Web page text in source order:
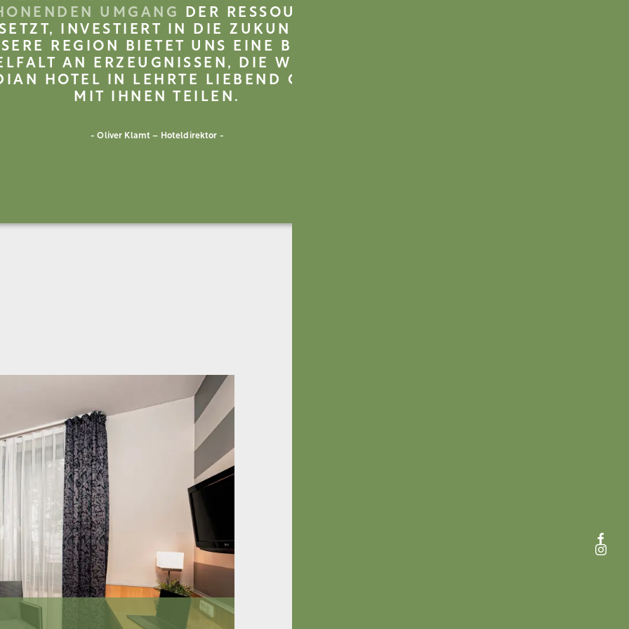
UMGANG
DER RESSOURCEN
SETZT, INVESTIERT IN DIE ZUKUNFT.
REGION BIETET UNS EINE BUNTE
AN ERZEUGNISSEN, DIE WIR IM
HOTEL IN LEHRTE LIEBEND GERNE
MIT IHNEN TEILEN.
- Oliver Klamt – Hoteldirektor -
DOPPELZIMMER